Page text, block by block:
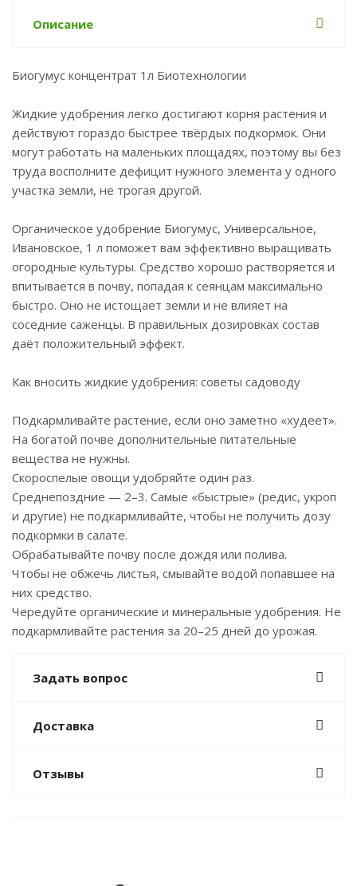
Описание
Биогумус концентрат 1л Биотехнологии
Жидкие удобрения легко достигают корня растения и
действуют гораздо быстрее твёрдых подкормок. Они
могут работать на маленьких площадях, поэтому вы без
труда восполните дефицит нужного элемента у одного
участка земли, не трогая другой.
Органическое удобрение Биогумус, Универсальное,
Ивановское, 1 л поможет вам эффективно выращивать
огородные культуры. Средство хорошо растворяется и
впитывается в почву, попадая к сеянцам максимально
быстро. Оно не истощает земли и не влияет на
соседние саженцы. В правильных дозировках состав
даёт положительный эффект.
Как вносить жидкие удобрения: советы садоводу
Подкармливайте растение, если оно заметно «худеет».
На богатой почве дополнительные питательные
вещества не нужны.
Скороспелые овощи удобряйте один раз.
Среднепоздние — 2–3. Самые «быстрые» (редис, укроп
и другие) не подкармливайте, чтобы не получить дозу
подкормки в салате.
Обрабатывайте почву после дождя или полива.
Чтобы не обжечь листья, смывайте водой попавшее на
них средство.
Чередуйте органические и минеральные удобрения. Не
подкармливайте растения за 20–25 дней до урожая.
Задать вопрос
Доставка
Отзывы